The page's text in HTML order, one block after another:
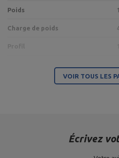
Poids
Charge de poids
Entité responsable de
VOIR TOUS LES
Écrivez